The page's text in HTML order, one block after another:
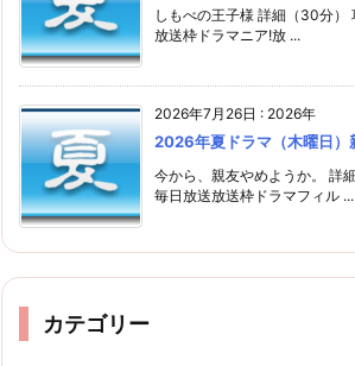
しもべの王子様 詳細（30分）
放送枠ドラマニア!放 ...
2026年7月26日 : 2026年
2026年夏ドラマ（木曜日）
今から、親友やめようか。 詳
毎日放送放送枠ドラマフィル ...
カテゴリー